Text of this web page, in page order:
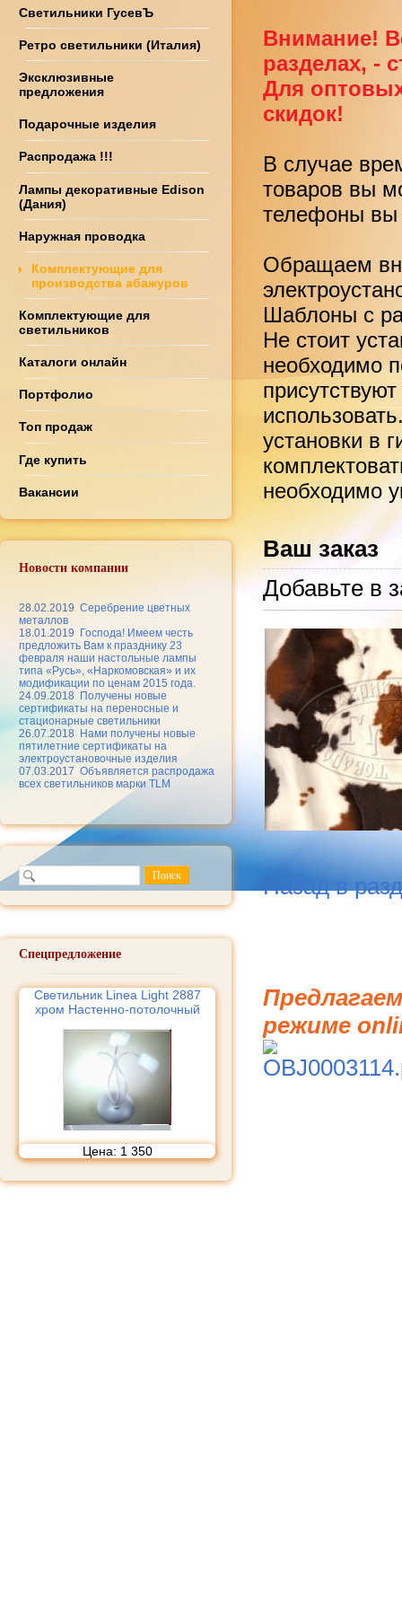
Светильники ГусевЪ
Ретро светильники (Италия)
Эксклюзивные
предложения
Подарочные изделия
Распродажа !!!
Лампы декоративные Edison
(Дания)
Наружная проводка
Комплектующие для
производства абажуров
Комплектующие для
светильников
Каталоги онлайн
Портфолио
Топ продаж
Где купить
Вакансии
Новости компании
28.02.2019 Серебрение цветных
металлов
18.01.2019
Господа! Имеем честь
предложить Вам к празднику 23
февраля наши настольные лампы
типа «Русь», «Наркомовская» и их
модификации по ценам 2015 года.
24.09.2018
Получены новые
сертификаты на переносные и
стационарные светильники
26.07.2018
Нами получены новые
пятилетние сертификаты на
электроустановочные изделия
07.03.2017 Объявляется распродажа
всех светильников марки TLM
Спецпредложение
Светильник Linea Light 2887
хром Настенно-потолочный
Цена: 1 350
Внимание!
разделах, -
Для
скидок!
В случае
товаров вы
телефоны вы
Обращаем
Шаблоны с
Не стоит
необходимо
установки в
необходимо
Ваш заказ
Добавьте в
Назад в
режиме